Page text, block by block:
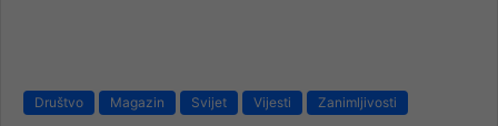
Društvo Magazin Svijet Vijesti Zanimljivosti